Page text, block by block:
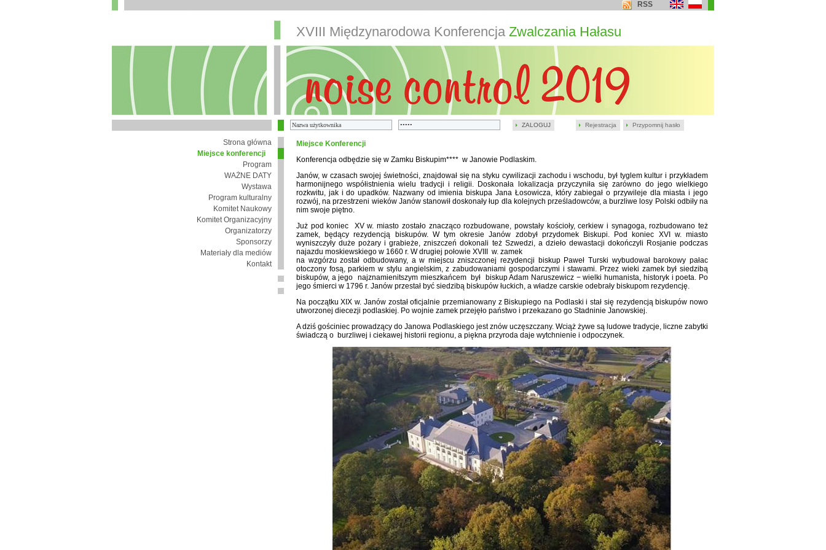
ZALOGUJ Rejestracja Przypomnij hasło
RSS
XVIII Międzynarodowa Konferencja Zwalczania Hałasu
Strona główna
Miejsce konferencji
Program
WAŻNE DATY
Wystawa
Program kulturalny
Komitet Naukowy
Komitet Organizacyjny
Organizatorzy
Sponsorzy
Materiały dla mediów
Kontakt
Miejsce Konferencji
Konferencja odbędzie się w Zamku Biskupim**** w Janowie Podlaskim.
Janów, w czasach swojej świetności, znajdował się na styku cywilizacji zachodu i wschodu, był tyglem kultur i przykładem
harmonijnego współistnienia wielu tradycji i religii. Doskonała lokalizacja przyczyniła się zarówno do jego wielkiego
rozkwitu, jak i do upadków. Nazwany od imienia biskupa Jana Łosowicza, który zabiegał o przywileje dla miasta i jego
rozwój, na przestrzeni wieków Janów stanowił doskonały łup dla kolejnych prześladowców, a burzliwe losy Polski odbiły na
nim swoje piętno.
Już pod koniec XV w. miasto zostało znacząco rozbudowane, powstały kościoły, cerkiew i synagoga, rozbudowano też
zamek, będący rezydencją biskupów. W tym okresie Janów zdobył przydomek Biskupi. Pod koniec XVI w. miasto
wyniszczyły duże pożary i grabieże, zniszczeń dokonali też Szwedzi, a dzieło dewastacji dokończyli Rosjanie podczas
najazdu moskiewskiego w 1660 r. W drugiej połowie XVIII w. zamek
na wzgórzu został odbudowany, a w miejscu zniszczonej rezydencji biskup Paweł Turski wybudował barokowy pałac
otoczony fosą, parkiem w stylu angielskim, z zabudowaniami gospodarczymi i stawami. Przez wieki zamek był siedzibą
biskupów, a jego najznamienitszym mieszkańcem był biskup Adam Naruszewicz − wielki humanista, historyk i poeta. Po
jego śmierci w 1796 r. Janów przestał być siedzibą biskupów łuckich, a władze carskie odebrały biskupom rezydencję.
Na początku XIX w. Janów został oficjalnie przemianowany z Biskupiego na Podlaski i stał się rezydencją biskupów nowo
utworzonej diecezji podlaskiej. Po wojnie zamek przejęło państwo i przekazano go Stadninie Janowskiej.
A dziś gościniec prowadzący do Janowa Podlaskiego jest znów uczęszczany. Wciąż żywe są ludowe tradycje, liczne zabytki
świadczą o burzliwej i ciekawej historii regionu, a piękna przyroda daje wytchnienie i odpoczynek.